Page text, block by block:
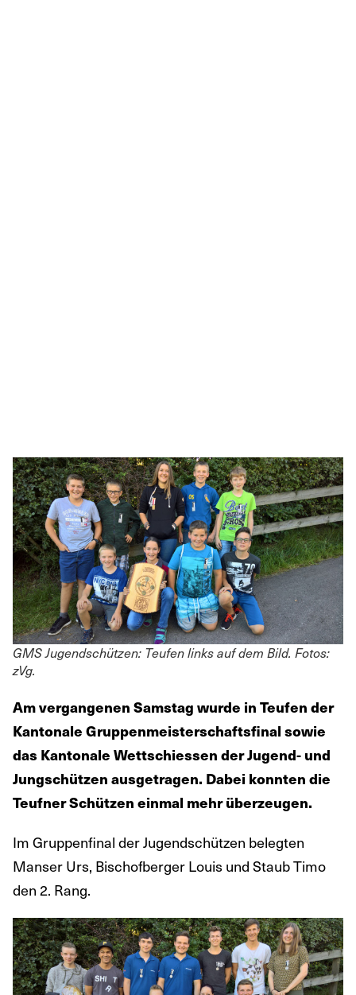
GMS Jugendschützen: Teufen links auf dem Bild. Fotos:
zVg.
Am vergangenen Samstag wurde in Teufen der
Kantonale Gruppenmeisterschaftsfinal sowie
das Kantonale Wettschiessen der Jugend- und
Jungschützen ausgetragen. Dabei konnten die
Teufner Schützen einmal mehr überzeugen.
Im Gruppenfinal der Jugendschützen belegten
Manser Urs, Bischofberger Louis und Staub Timo
den 2. Rang.